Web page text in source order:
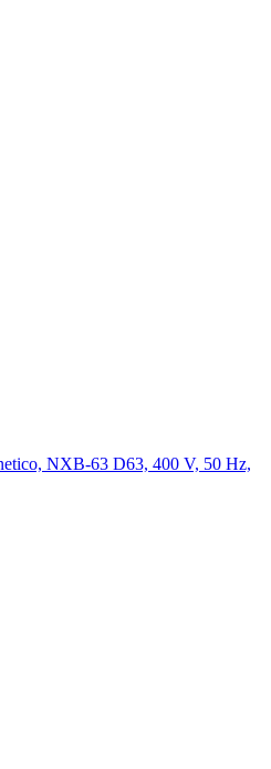
NXB-63 D63, 400 V, 50 Hz,